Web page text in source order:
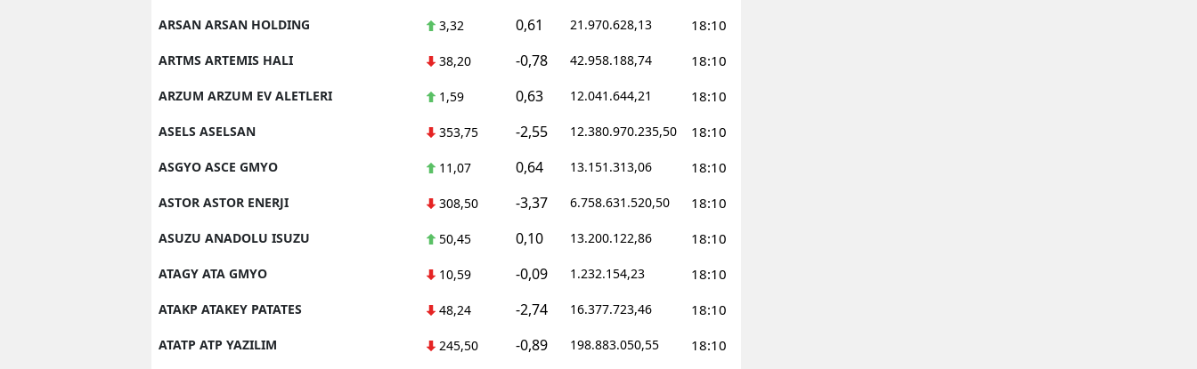
ARSAN ARSAN HOLDING 3,32 0,61 21.970.628,13 18:10
ARTMS ARTEMIS HALI 38,20 -0,78 42.958.188,74 18:10
ARZUM ARZUM EV ALETLERI 1,59 0,63 12.041.644,21 18:10
ASELS ASELSAN 353,75 -2,55 12.380.970.235,50 18:10
ASGYO ASCE GMYO 11,07 0,64 13.151.313,06 18:10
ASTOR ASTOR ENERJI 308,50 -3,37 6.758.631.520,50 18:10
ASUZU ANADOLU ISUZU 50,45 0,10 13.200.122,86 18:10
ATAGY ATA GMYO 10,59 -0,09 1.232.154,23 18:10
ATAKP ATAKEY PATATES 48,24 -2,74 16.377.723,46 18:10
ATATP ATP YAZILIM 245,50 -0,89 198.883.050,55 18:10